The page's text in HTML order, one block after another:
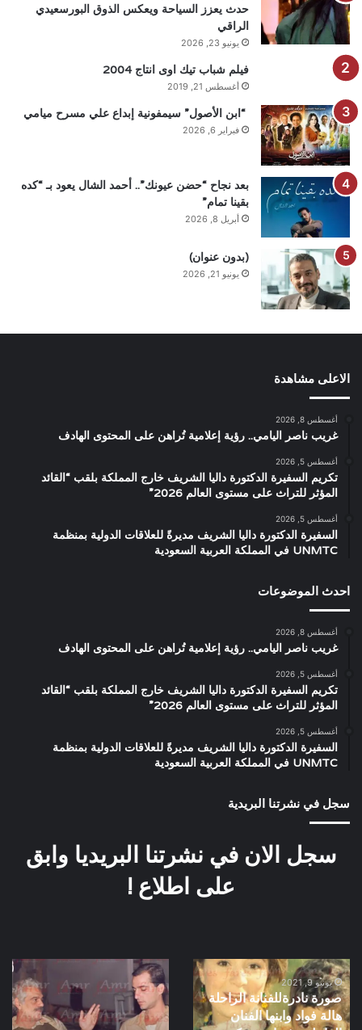
حدث يعزز السياحة ويعكس الذوق البورسعيدي
الراقي
يونيو 23, 2026
فيلم شباب تيك اوى انتاج 2004
أغسطس 21, 2019
“ابن الأصول” سيمفونية إبداع علي مسرح ميامي
فبراير 6, 2026
بعد نجاح “حضن عيونك”.. أحمد الشال يعود بـ “كده
بقينا تمام”
أبريل 8, 2026
(بدون عنوان)
يونيو 21, 2026
الاعلى مشاهدة
أغسطس 8, 2026
غريب ناصر اليامي.. رؤية إعلامية تُراهن على المحتوى الهادف
أغسطس 5, 2026
تكريم السفيرة الدكتورة داليا الشريف خارج المملكة بلقب “القائد
المؤثر للتراث على مستوى العالم 2026”
أغسطس 5, 2026
السفيرة الدكتورة داليا الشريف مديرةً للعلاقات الدولية بمنظمة
UNMTC في المملكة العربية السعودية
احدث الموضوعات
أغسطس 8, 2026
غريب ناصر اليامي.. رؤية إعلامية تُراهن على المحتوى الهادف
أغسطس 5, 2026
تكريم السفيرة الدكتورة داليا الشريف خارج المملكة بلقب “القائد
المؤثر للتراث على مستوى العالم 2026”
أغسطس 5, 2026
السفيرة الدكتورة داليا الشريف مديرةً للعلاقات الدولية بمنظمة
UNMTC في المملكة العربية السعودية
سجل في نشرتنا البريدية
سجل الان في نشرتنا البريديا وابق
على اطلاع !
صورة
نادرةللفنانة
الراحلة
هالة
يونيو 9, 2021
صورة نادرةللفنانة الراحلة
هالة فواد وابنها الفنان
صورة
نادرة
تجمع
هشام